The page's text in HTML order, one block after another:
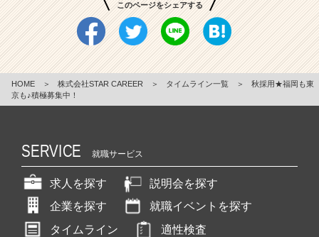
このページをシェアする
HOME ＞ 株式会社STAR CAREER ＞ タイムライン一覧 ＞
秋採用★福岡も東
京も♪積極募集中！
SERVICE 就職サービス
求人を探す
説明会を探す
企業を探す
就職イベントを探す
タイムライン
適性検査